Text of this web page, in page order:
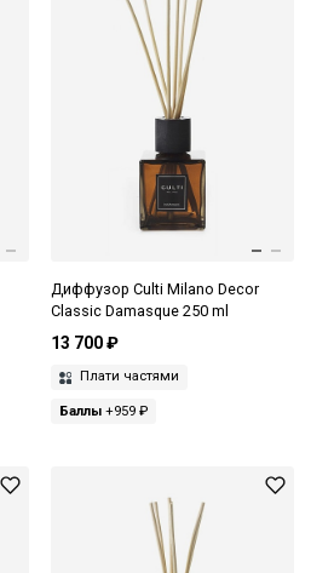
Диффузор Culti Milano Decor
Classic Damasque 250 ml
13 700 ₽
Плати частями
Баллы+959 ₽